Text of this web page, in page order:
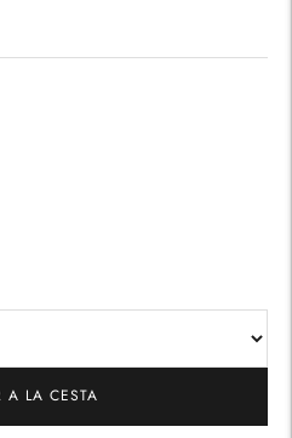
A LA CESTA